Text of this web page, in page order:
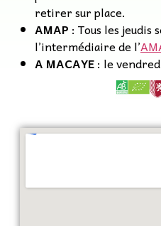
retirer sur place.
AMAP : Tous les jeudis
l’intermédiaire de l’
A MACAYE: le